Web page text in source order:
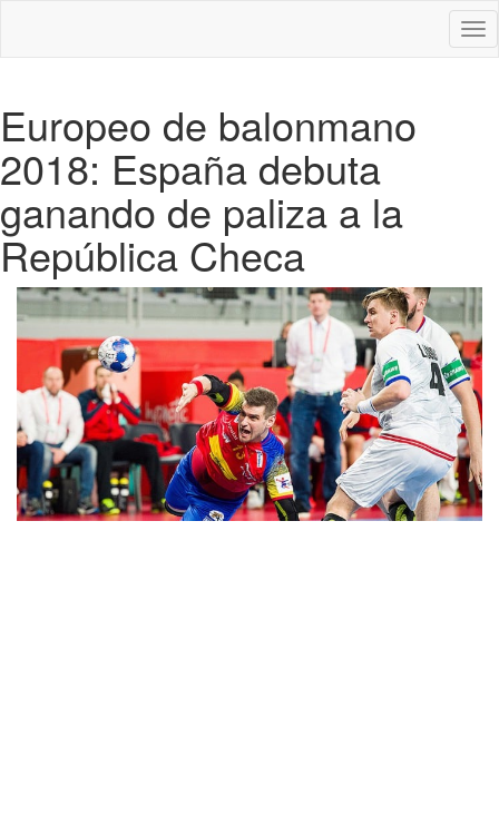
Europeo de balonmano
2018: España debuta
ganando de paliza a la
República Checa